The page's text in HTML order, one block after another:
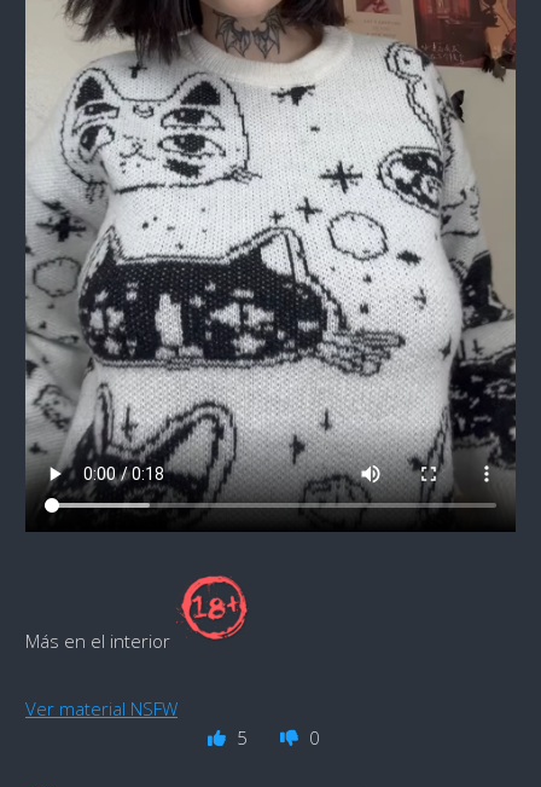
Más en el interior
Ver material NSFW
5
0